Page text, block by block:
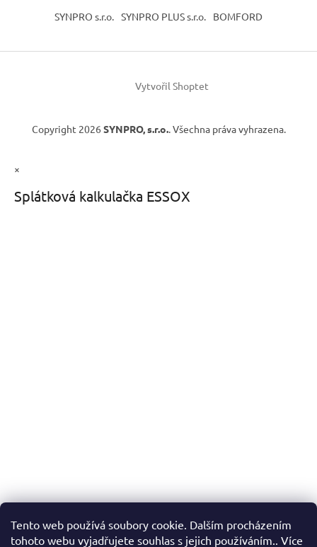
Tento web používá soubory cookie. Dalším procházením
tohoto webu vyjadřujete souhlas s jejich používáním.. Více
SYNPRO s.r.o. SYNPRO PLUS s.r.o. BOMFORD
Vytvořil Shoptet
Copyright 2026 SYNPRO, s.r.o.. Všechna práva vyhrazena.
×
Splátková kalkulačka ESSOX